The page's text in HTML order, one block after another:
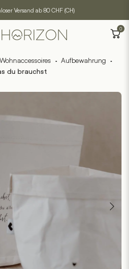
Versand ab 80 CHF (CH)
0
Wohnaccessoires · Aufbewahrung ·
du brauchst